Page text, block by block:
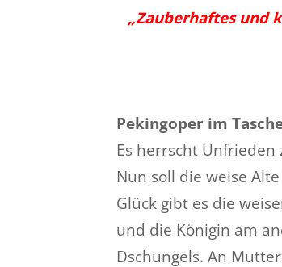
„Zauberhaftes und
Pekingoper im
Es herrscht Unfrieden
Nun soll die weise
Glück gibt es die
und die Königin am
Dschungels. An